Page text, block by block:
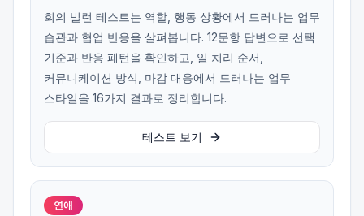
회의 빌런 테스트는 역할, 행동 상황에서 드러나는 업무
습관과 협업 반응을 살펴봅니다. 12문항 답변으로 선택
기준과 반응 패턴을 확인하고, 일 처리 순서,
커뮤니케이션 방식, 마감 대응에서 드러나는 업무
스타일을 16가지 결과로 정리합니다.
테스트 보기
연애